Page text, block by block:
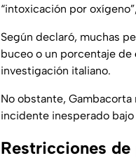
“intoxicación por
Según declaró, muchas
buceo o un porcentaje de
investigación italiano.
No obstante,
incidente inesperado
Restricciones